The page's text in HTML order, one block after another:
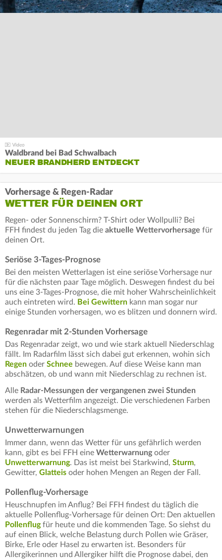
Waldbrand bei Bad Schwalbach
NEUER BRANDHERD ENTDECKT
Vorhersage & Regen-Radar
WETTER FÜR DEINEN ORT
Regen- oder Sonnenschirm? T-Shirt oder Wollpulli? Bei
FFH findest du jeden Tag die aktuelle Wettervorhersage für
deinen Ort.
Seriöse 3-Tages-Prognose
Bei den meisten Wetterlagen ist eine seriöse Vorhersage nur
für die nächsten paar Tage möglich. Deswegen findest du bei
uns eine 3-Tages-Prognose, die mit hoher Wahrscheinlichkeit
auch eintreten wird. Bei Gewittern kann man sogar nur
einige Stunden vorhersagen, wo es blitzen und donnern wird.
Regenradar mit 2-Stunden Vorhersage
Das Regenradar zeigt, wo und wie stark aktuell Niederschlag
fällt. Im Radarfilm lässt sich dabei gut erkennen, wohin sich
Regen oder Schnee bewegen. Auf diese Weise kann man
abschätzen, ob und wann mit Niederschlag zu rechnen ist.
Alle Radar-Messungen der vergangenen zwei Stunden
werden als Wetterfilm angezeigt. Die verschiedenen Farben
stehen für die Niederschlagsmenge.
Unwetterwarnungen
Immer dann, wenn das Wetter für uns gefährlich werden
kann, gibt es bei FFH eine Wetterwarnung oder
Unwetterwarnung. Das ist meist bei Starkwind, Sturm,
Gewitter, Glatteis oder hohen Mengen an Regen der Fall.
Pollenflug-Vorhersage
Heuschnupfen im Anflug? Bei FFH findest du täglich die
aktuelle Pollenflug-Vorhersage für deinen Ort: Den aktuellen
Pollenflugfür heute und die kommenden Tage. So siehst du
auf einen Blick, welche Belastung durch Pollen wie Gräser,
Birke, Erle oder Hasel zu erwarten ist. Besonders für
Allergikerinnen und Allergiker hilft die Prognose dabei, den